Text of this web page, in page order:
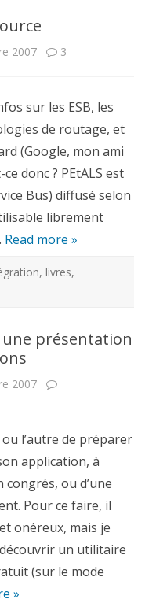
2007 3
sur les ESB, les
de routage, et
(Google, mon ami
ce donc ? PEtALS est
Bus) diffusé selon
librement
Read more »
, livres,
présentation
2007
l’autre de préparer
application, à
congrés, ou d’une
Pour ce faire, il
onéreux, mais je
un utilitaire
(sur le mode
»